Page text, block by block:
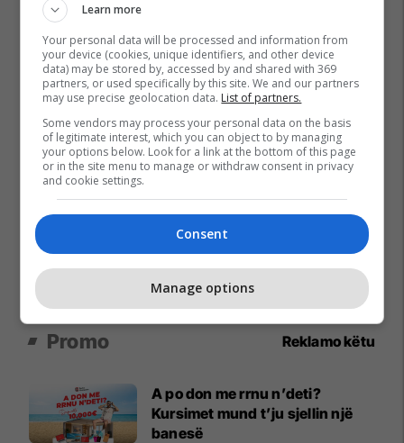
Promo Reklamo këtu
A po don me rrnu n’deti?
Kursimet mund t’ju sjellin një
banesë
Learn more
Your personal data will be processed and information from
your device (cookies, unique identifiers, and other device
data) may be stored by, accessed by and shared with 369
partners, or used specifically by this site. We and our partners
may use precise geolocation data. List of partners.
Some vendors may process your personal data on the basis
of legitimate interest, which you can object to by managing
your options below. Look for a link at the bottom of this page
or in the site menu to manage or withdraw consent in privacy
and cookie settings.
Consent
Manage options